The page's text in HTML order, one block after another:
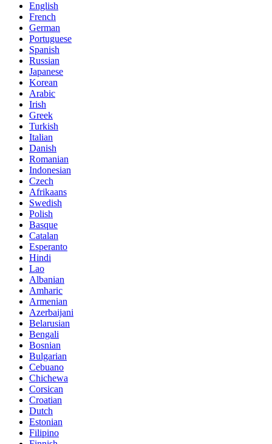
English
French
German
Portuguese
Spanish
Russian
Japanese
Korean
Arabic
Irish
Greek
Turkish
Italian
Danish
Romanian
Indonesian
Czech
Afrikaans
Swedish
Polish
Basque
Catalan
Esperanto
Hindi
Lao
Albanian
Amharic
Armenian
Azerbaijani
Belarusian
Bengali
Bosnian
Bulgarian
Cebuano
Chichewa
Corsican
Croatian
Dutch
Estonian
Filipino